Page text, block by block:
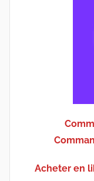
Acheter en